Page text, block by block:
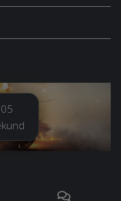
06